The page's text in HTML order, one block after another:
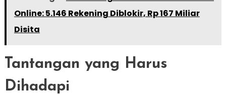
Online: 5.146 Rekening Diblokir, Rp 167 Miliar
Disita
Tantangan yang Harus
Dihadapi